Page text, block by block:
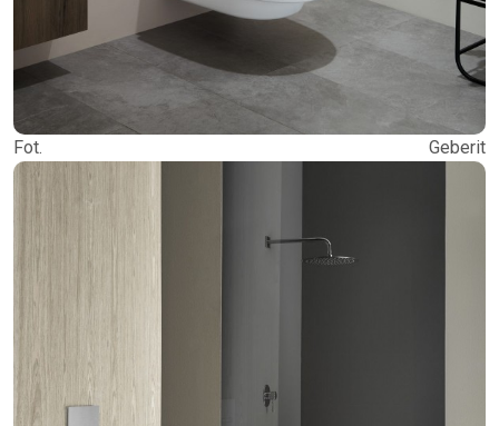
Fot. Geberit